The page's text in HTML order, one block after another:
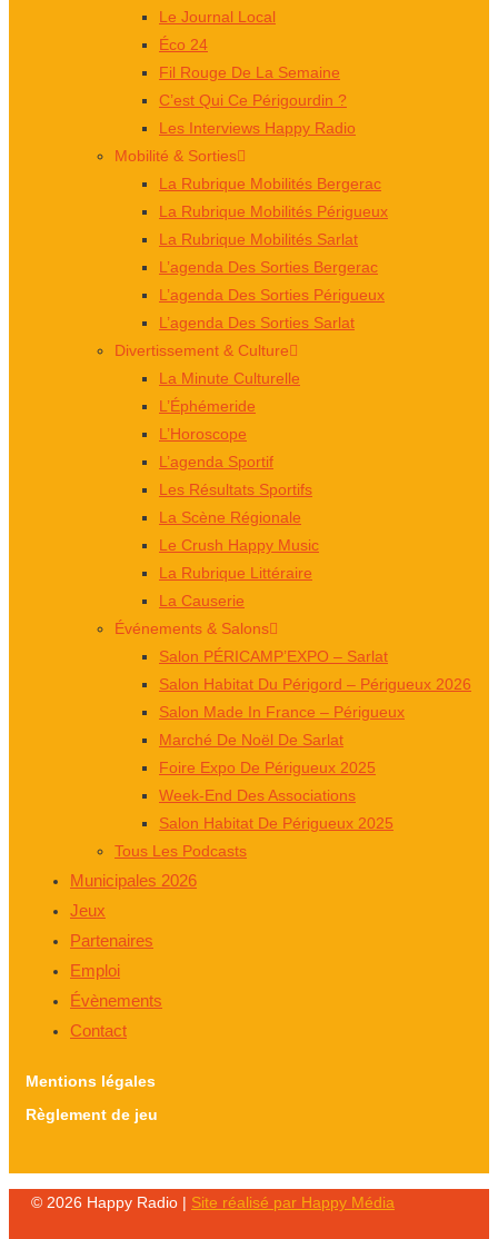
Le Journal Local
Éco 24
Fil Rouge De La Semaine
C’est Qui Ce Périgourdin ?
Les Interviews Happy Radio
Mobilité & Sorties
La Rubrique Mobilités Bergerac
La Rubrique Mobilités Périgueux
La Rubrique Mobilités Sarlat
L’agenda Des Sorties Bergerac
L’agenda Des Sorties Périgueux
L’agenda Des Sorties Sarlat
Divertissement & Culture
La Minute Culturelle
L’Éphémeride
L’Horoscope
L’agenda Sportif
Les Résultats Sportifs
La Scène Régionale
Le Crush Happy Music
La Rubrique Littéraire
La Causerie
Événements & Salons
Salon PÉRICAMP’EXPO – Sarlat
Salon Habitat Du Périgord – Périgueux 2026
Salon Made In France – Périgueux
Marché De Noël De Sarlat
Foire Expo De Périgueux 2025
Week-End Des Associations
Salon Habitat De Périgueux 2025
Tous Les Podcasts
Municipales 2026
Jeux
Partenaires
Emploi
Évènements
Contact
Mentions légales
Règlement de jeu
© 2026 Happy Radio | Site réalisé par Happy Média